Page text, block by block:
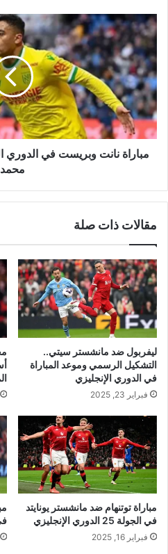
مباراة
نانت
وبريست
في
الدوري
الفرنسي:
بمشاركة
مصطفى
محمد
مباراة نانت وبريست في
محمد
مقالات ذات صلة
ليفربول ضد مانشستر سيتي..
التشكيل الرسمي وموعد المباراة
في الدوري الإنجليزي
فبراير 23, 2025
مباراة توتنهام ضد مانشستر يونايتد
في الجولة 25 الدوري الإنجليزي
فبراير 16, 2025